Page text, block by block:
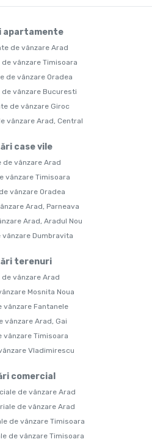
apartamente
de vânzare Arad
vânzare Timisoara
de vânzare Oradea
vânzare Bucuresti
de vânzare Giroc
vânzare Arad, Central
case vile
de vânzare Arad
vânzare Timisoara
vânzare Oradea
Arad, Parneava
Arad, Aradul Nou
vânzare Dumbravita
terenuri
de vânzare Arad
Mosnita Noua
vânzare Fantanele
vânzare Arad, Gai
vânzare Timisoara
Vladimirescu
comercial
de vânzare Arad
de vânzare Arad
de vânzare Timisoara
de vânzare Timisoara